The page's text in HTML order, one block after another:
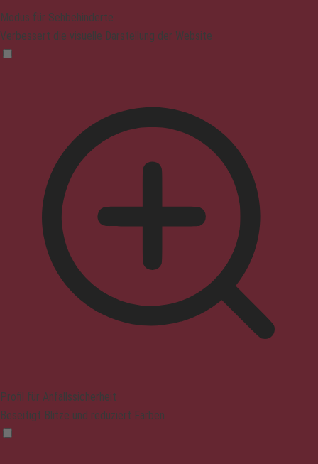
Modus für Sehbehinderte
Verbessert die visuelle Darstellung der Website
Profil für Anfallssicherheit
Beseitigt Blitze und reduziert Farben